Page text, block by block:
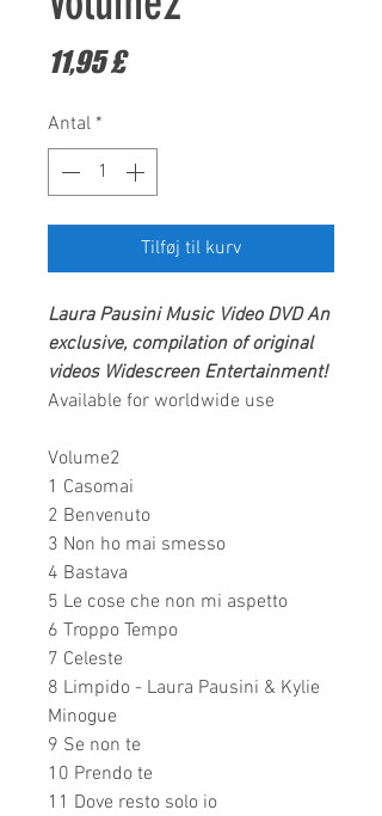
11,95 £Pris
Antal *
Tilføj til kurv
Laura PausiniMusic Video DVDAn
exclusive, compilation of original
videos Widescreen Entertainment!
Available for worldwide use
Volume2
1 Casomai
2 Benvenuto
3 Non ho mai smesso
4 Bastava
5 Le cose che non mi aspetto
6 Troppo Tempo
7 Celeste
8 Limpido - Laura Pausini & Kylie
Minogue
9 Se non te
10 Prendo te
11 Dove resto solo io